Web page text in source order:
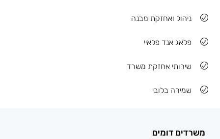
ניהול ואחזקת מבנה
פלאג אנד פלאיי
שירותי אחזקת משרד
שמירה בלובי
משרדים דומים